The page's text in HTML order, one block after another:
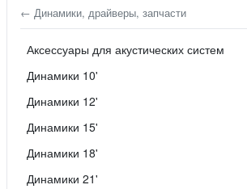
← Динамики, драйверы, запчасти
Аксессуары для акустических систем
Динамики 10'
Динамики 12'
Динамики 15'
Динамики 18'
Динамики 21'